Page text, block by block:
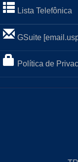
Lista Telefônica
GSuite
Política de